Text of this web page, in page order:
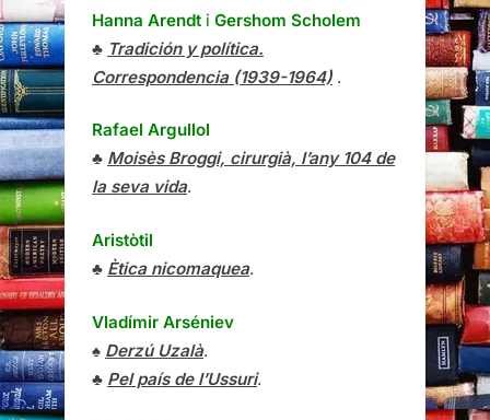
Hanna Arendt i Gershom Scholem
♣ Tradición y política.
Correspondencia (1939-1964) .
Rafael Argullol
♣ Moisès Broggi, cirurgià, l’any 104 de
la seva vida.
Aristòtil
♣ Ètica nicomaquea.
Vladímir Arséniev
♠ Derzú Uzalà.
♣ Pel país de l’Ussuri.